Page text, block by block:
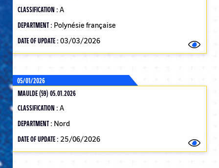
CLASSIFICATION : A
DEPARTMENT : Polynésie française
DATE OF UPDATE : 03/03/2026
05/01/2026
MAULDE (59) 05.01.2026
CLASSIFICATION : A
DEPARTMENT : Nord
DATE OF UPDATE : 25/06/2026